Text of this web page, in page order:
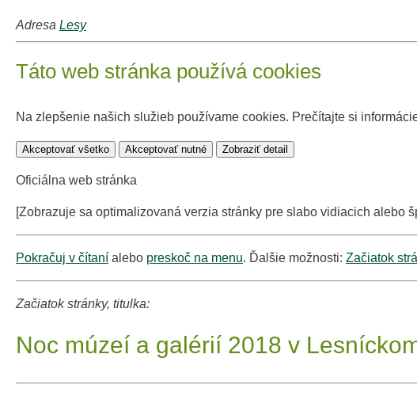
Adresa Lesy
Táto web stránka používá cookies
Na zlepšenie našich služieb používame cookies. Prečítajte si
Akceptovať všetko Akceptovať nutné Zobraziť detail
Oficiálna web stránka
[Zobrazuje sa optimalizovaná verzia stránky pre slabo vidiacich alebo
Pokračuj v čítaní alebo preskoč na menu. Ďalšie možnosti: Začiatok
Začiatok stránky, titulka:
Noc múzeí a galérií 2018 v